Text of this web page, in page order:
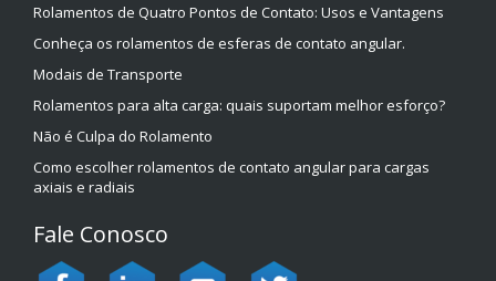
Rolamentos de Quatro Pontos de Contato: Usos e Vantagens
Conheça os rolamentos de esferas de contato angular.
Modais de Transporte
Rolamentos para alta carga: quais suportam melhor esforço?
Não é Culpa do Rolamento
Como escolher rolamentos de contato angular para cargas
axiais e radiais
Fale Conosco